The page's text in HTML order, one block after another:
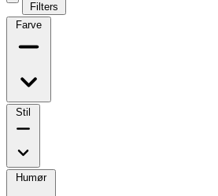
Filters
Farve
Stil
Humør